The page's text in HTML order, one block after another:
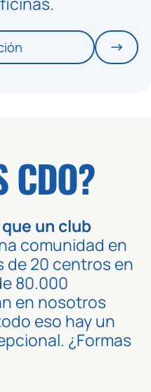
CDO?
un club
comunidad en
de 20 centros en
80.000
en nosotros
eso hay un
¿Formas